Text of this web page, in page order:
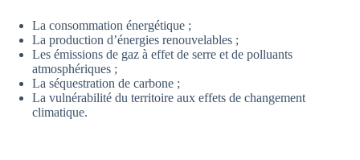
La consommation énergétique ;
La production d’énergies renouvelables ;
Les émissions de gaz à effet de serre et de polluants
atmosphériques ;
La séquestration de carbone ;
La vulnérabilité du territoire aux effets de changement
climatique.